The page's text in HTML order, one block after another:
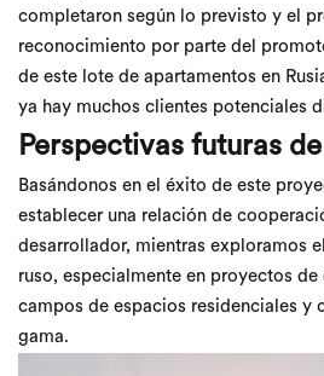
completaron según lo previsto y el
reconocimiento por parte del
de este lote de apartamentos en
ya hay muchos clientes potenciales
Perspectivas futuras
Basándonos en el éxito de este
establecer una relación de
desarrollador, mientras exploramos
ruso, especialmente en proyectos
campos de espacios residenciales y
gama.